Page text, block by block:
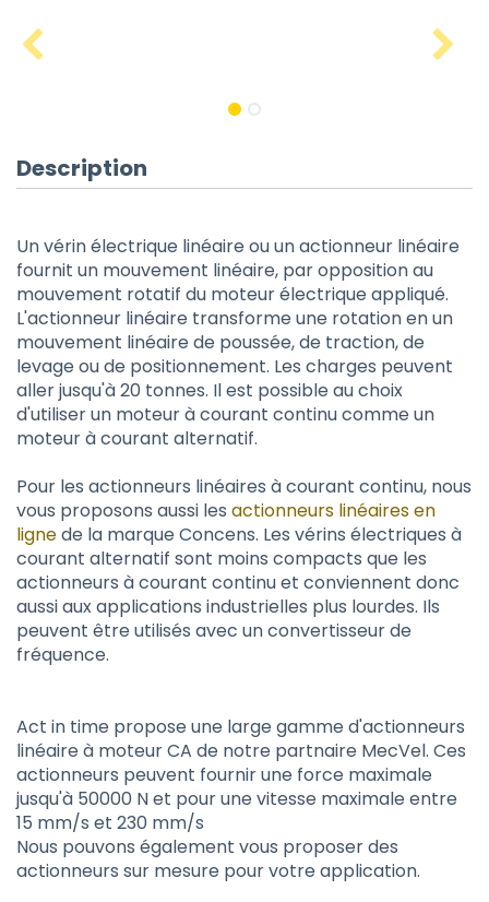
Description
Un vérin électrique linéaire ou un actionneur linéaire
fournit un mouvement linéaire, par opposition au
mouvement rotatif du moteur électrique appliqué.
L'actionneur linéaire transforme une rotation en un
mouvement linéaire de poussée, de traction, de
levage ou de positionnement. Les charges peuvent
aller jusqu'à 20 tonnes. Il est possible au choix
d'utiliser un moteur à courant continu comme un
moteur à courant alternatif.
Pour les actionneurs linéaires à courant continu, nous
vous proposons aussi les actionneurs linéaires en
lignede la marque Concens. Les vérins électriques à
courant alternatif sont moins compacts que les
actionneurs à courant continu et conviennent donc
aussi aux applications industrielles plus lourdes. Ils
peuvent être utilisés avec un convertisseur de
fréquence.
Act in time propose une large gamme d'actionneurs
linéaire à moteur CA de notre partnaire MecVel. Ces
actionneurs peuvent fournir une force maximale
jusqu'à 50000 N et pour une vitesse maximale entre
15 mm/s et 230 mm/s
Nous pouvons également vous proposer des
actionneurs sur mesure pour votre application.